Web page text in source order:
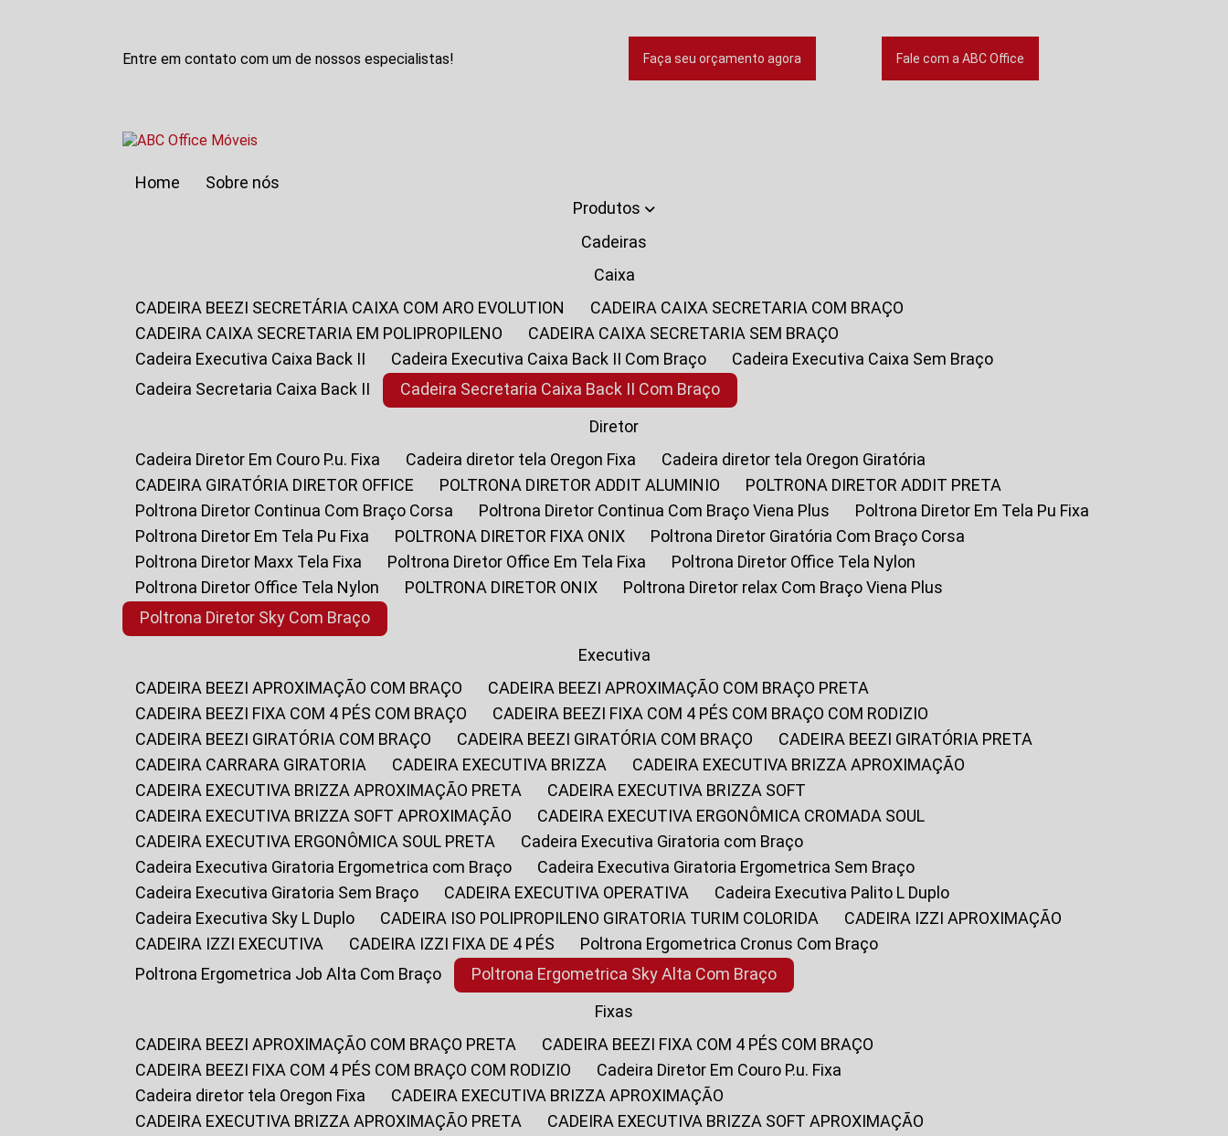
Entre em contato com um de nossos especialistas! Faça seu orçamento agora Fale com a ABC Office
Home
Sobre nós
Produtos
Cadeiras
Caixa
CADEIRA BEEZI SECRETÁRIA CAIXA COM ARO EVOLUTION
CADEIRA CAIXA SECRETARIA COM BRAÇO
CADEIRA CAIXA SECRETARIA EM POLIPROPILENO
CADEIRA CAIXA SECRETARIA SEM BRAÇO
Cadeira Executiva Caixa Back II
Cadeira Executiva Caixa Back II Com Braço
Cadeira Executiva Caixa Sem Braço
Cadeira Secretaria Caixa Back II
Cadeira Secretaria Caixa Back II Com Braço
Diretor
Cadeira Diretor Em Couro P.u. Fixa
Cadeira diretor tela Oregon Fixa
Cadeira diretor tela Oregon Giratória
CADEIRA GIRATÓRIA DIRETOR OFFICE
POLTRONA DIRETOR ADDIT ALUMINIO
POLTRONA DIRETOR ADDIT PRETA
Poltrona Diretor Continua Com Braço Corsa
Poltrona Diretor Continua Com Braço Viena Plus
Poltrona Diretor Em Tela Pu Fixa
Poltrona Diretor Em Tela Pu Fixa
POLTRONA DIRETOR FIXA ONIX
Poltrona Diretor Giratória Com Braço Corsa
Poltrona Diretor Maxx Tela Fixa
Poltrona Diretor Office Em Tela Fixa
Poltrona Diretor Office Tela Nylon
Poltrona Diretor Office Tela Nylon
POLTRONA DIRETOR ONIX
Poltrona Diretor relax Com Braço Viena Plus
Poltrona Diretor Sky Com Braço
Executiva
CADEIRA BEEZI APROXIMAÇÃO COM BRAÇO
CADEIRA BEEZI APROXIMAÇÃO COM BRAÇO PRETA
CADEIRA BEEZI FIXA COM 4 PÉS COM BRAÇO
CADEIRA BEEZI FIXA COM 4 PÉS COM BRAÇO COM RODIZIO
CADEIRA BEEZI GIRATÓRIA COM BRAÇO
CADEIRA BEEZI GIRATÓRIA COM BRAÇO
CADEIRA BEEZI GIRATÓRIA PRETA
CADEIRA CARRARA GIRATORIA
CADEIRA EXECUTIVA BRIZZA
CADEIRA EXECUTIVA BRIZZA APROXIMAÇÃO
CADEIRA EXECUTIVA BRIZZA APROXIMAÇÃO PRETA
CADEIRA EXECUTIVA BRIZZA SOFT
CADEIRA EXECUTIVA BRIZZA SOFT APROXIMAÇÃO
CADEIRA EXECUTIVA ERGONÔMICA CROMADA SOUL
CADEIRA EXECUTIVA ERGONÔMICA SOUL PRETA
Cadeira Executiva Giratoria com Braço
Cadeira Executiva Giratoria Ergometrica com Braço
Cadeira Executiva Giratoria Ergometrica Sem Braço
Cadeira Executiva Giratoria Sem Braço
CADEIRA EXECUTIVA OPERATIVA
Cadeira Executiva Palito L Duplo
Cadeira Executiva Sky L Duplo
CADEIRA ISO POLIPROPILENO GIRATORIA TURIM COLORIDA
CADEIRA IZZI APROXIMAÇÃO
CADEIRA IZZI EXECUTIVA
CADEIRA IZZI FIXA DE 4 PÉS
Poltrona Ergometrica Cronus Com Braço
Poltrona Ergometrica Job Alta Com Braço
Poltrona Ergometrica Sky Alta Com Braço
Fixas
CADEIRA BEEZI APROXIMAÇÃO COM BRAÇO PRETA
CADEIRA BEEZI FIXA COM 4 PÉS COM BRAÇO
CADEIRA BEEZI FIXA COM 4 PÉS COM BRAÇO COM RODIZIO
Cadeira Diretor Em Couro P.u. Fixa
Cadeira diretor tela Oregon Fixa
CADEIRA EXECUTIVA BRIZZA APROXIMAÇÃO
CADEIRA EXECUTIVA BRIZZA APROXIMAÇÃO PRETA
CADEIRA EXECUTIVA BRIZZA SOFT APROXIMAÇÃO